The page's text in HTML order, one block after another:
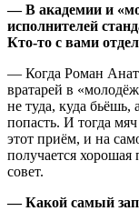
— В академии и
исполнителей
Кто-то с вами
— Когда Роман
вратарей в
не туда, куда бьёшь,
попасть. И тогда
этот приём, и на
получается
совет.
— Какой самый